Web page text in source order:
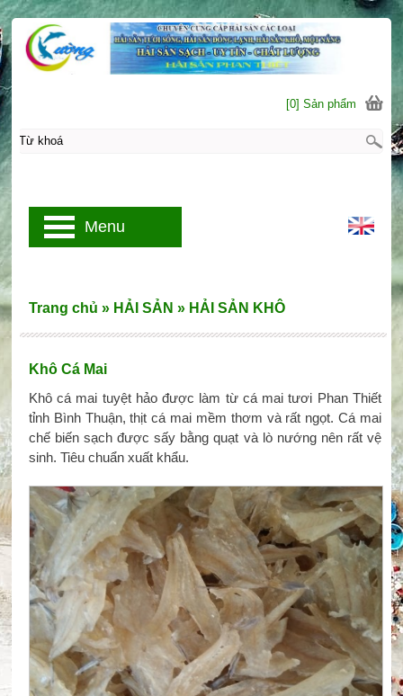
Khô Cá Mai
Khô cá mai tuyệt hảo được làm từ cá mai tươi Phan Thiết
tỉnh Bình Thuận, thịt cá mai mềm thơm và rất ngọt. Cá mai
chế biến sạch được sấy bằng quạt và lò nướng nên rất vệ
sinh. Tiêu chuẩn xuất khẩu.
Trang chủ » HẢI SẢN » HẢI SẢN KHÔ
[0] Sản phẩm
Menu